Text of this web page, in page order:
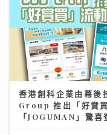
香港創科企業由幕後
Group 推出「好賞
「JOGUMAN」驚喜